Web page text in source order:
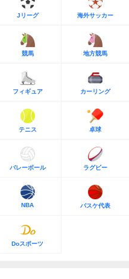
Jリーグ 海外サッカー
競馬 地方競馬
フィギュア カーリング
テニス 卓球
バレーボール ラグビー
NBA バスケ代表
Doスポーツ